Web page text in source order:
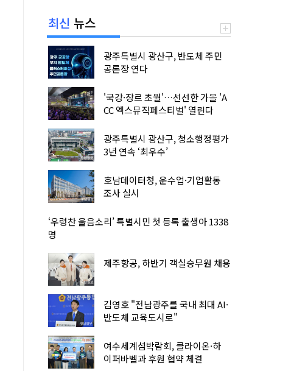
최신 뉴스
광주특별시 광산구, 반도체 주민
공론장 연다
'국강·장르 초월'…선선한 가을 'A
CC 엑스뮤직페스티벌' 열린다
광주특별시 광산구, 청소행정평가
3년 연속 ‘최우수’
호남데이터청, 운수업·기업활동
조사 실시
‘우렁찬 울음소리’ 특별시민 첫 등록 출생아 1338
명
제주항공, 하반기 객실승무원 채용
김영호 "전남광주를 국내 최대 AI·
반도체 교육도시로"
여수세계섬박람회, 클라이온·하
이퍼바벨과 후원 협약 체결